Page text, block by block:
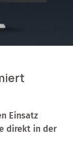
Einsatz
direkt in der